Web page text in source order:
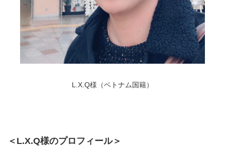
L.X.Q様（ベトナム国籍）
＜L.X.Q様のプロフィール＞